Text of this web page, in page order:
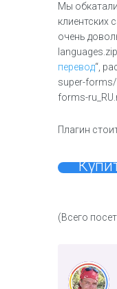
Мы
клиентских
очень
перевод“,
super-
forms-
Плагин
(Всего